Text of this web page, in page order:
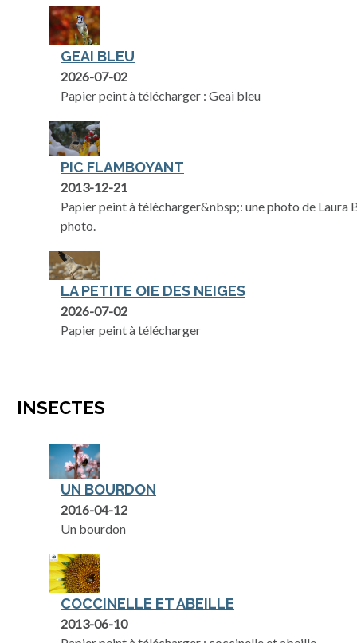
GEAI BLEU
2026-07-02
Papier peint à télécharger : Geai bleu
PIC FLAMBOYANT
2013-12-21
Papier peint à télécharger&nbsp;: une photo de Laura
photo.
LA PETITE OIE DES NEIGES
2026-07-02
Papier peint à télécharger
INSECTES
UN BOURDON
2016-04-12
Un bourdon
COCCINELLE ET ABEILLE
2013-06-10